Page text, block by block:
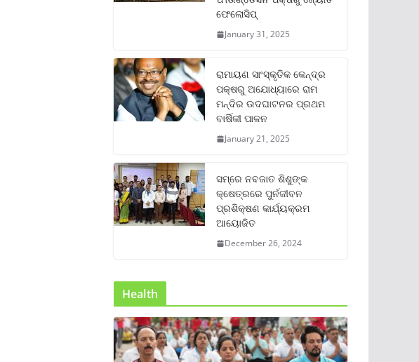
ଫେଲୋସିପ୍‌
January 31, 2025
ରାମାୟଣ ସାଂସ୍କୃତିକ କେନ୍ଦ୍ର
ପକ୍ଷରୁ ଅଯୋଧ୍ୟାରେ ରାମ
ମନ୍ଦିର ଉଦଘାଟନର ପ୍ରଥମ
ବାର୍ଷିକୀ ପାଳନ
January 21, 2025
ସମ୍‌ରେ ନବଜାତ ଶିଶୁଙ୍କ
କ୍ଷେତ୍ରରେ ପୁର୍ନଜୀବନ
ପ୍ରଶିକ୍ଷଣ କାର୍ଯ୍ୟକ୍ରମ
ଆୟୋଜିତ
December 26, 2024
Health